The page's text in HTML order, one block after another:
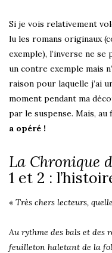
Si je vois relativement
lu les romans originaux
exemple), l’inverse ne
un contre exemple mais
raison pour laquelle j’ai
moment pendant ma
par le suspense. Mais, au
a opéré !
La Chronique
1 et 2 :
« Très chers lecteurs,
Au rythme des bals et des
feuilleton haletant de la